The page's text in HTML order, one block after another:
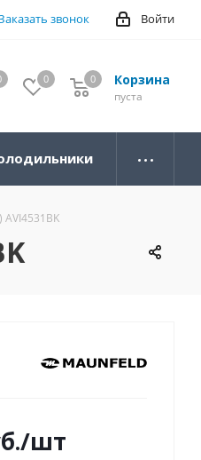
Войти
звонок
0 Корзина
0
пуста
0
/шт